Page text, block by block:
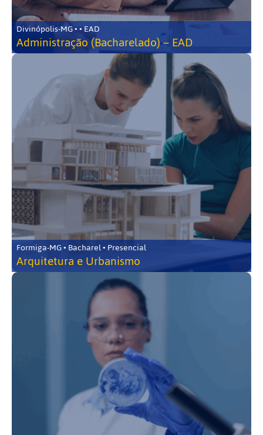
Divinópolis-MG • • EAD
Administração (Bacharelado) – EAD
Formiga-MG • Bacharel • Presencial
Arquitetura e Urbanismo